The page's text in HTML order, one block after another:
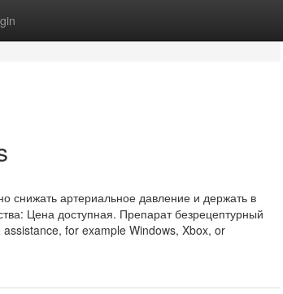
снижать артериальное давление и держать в
Цена доступная. Препарат безрецептурный
for example Windows, Xbox, or